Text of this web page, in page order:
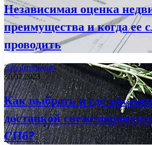
Независимая оценка
преимущества и когда ее
проводить
Это интересно
30.07.2023
Как выбрать и где
доставкой
СПб?